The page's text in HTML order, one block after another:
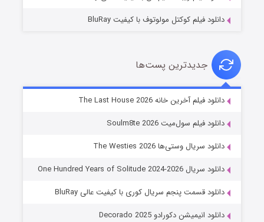
خاندان اژدها فصل ۳
دانلود فیلم کوکتل مولوتوف با کیفیت BluRay
جدیدترین پست‌ها
دانلود فیلم آخرین خانه The Last House 2026
دانلود فیلم سول‌میت Soulm8te 2026
دانلود سریال وستی‌ها The Westies 2026
دانلود سریال One Hundred Years of Solitude 2024-2026
دانلود قسمت پنجم سریال کوری با کیفیت عالی BluRay
دانلود انیمیشن دکورادو Decorado 2025